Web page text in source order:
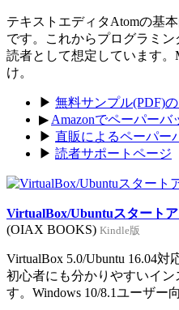
テキストエディタAtomの基
です。これからプログラミ
読者として想定しています。
け。
▶ 無料サンプル(PDF)
▶ Amazonでペーパーバ
▶ 直販によるペーパー
▶ 読者サポートページ
VirtualBox/Ubuntuスタート
(OIAX BOOKS) Kindle版
VirtualBox 5.0/Ubuntu 16.04
初心者にも分かりやすいイ
す。Windows 10/8.1ユーザー向